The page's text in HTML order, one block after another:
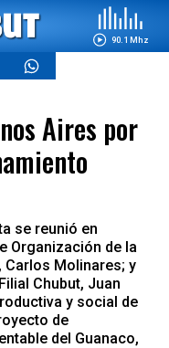
90.1 Mhz
Aires por
se reunió en
Organización de la
Carlos Molinares; y
Chubut, Juan
y social de
de
del Guanaco,